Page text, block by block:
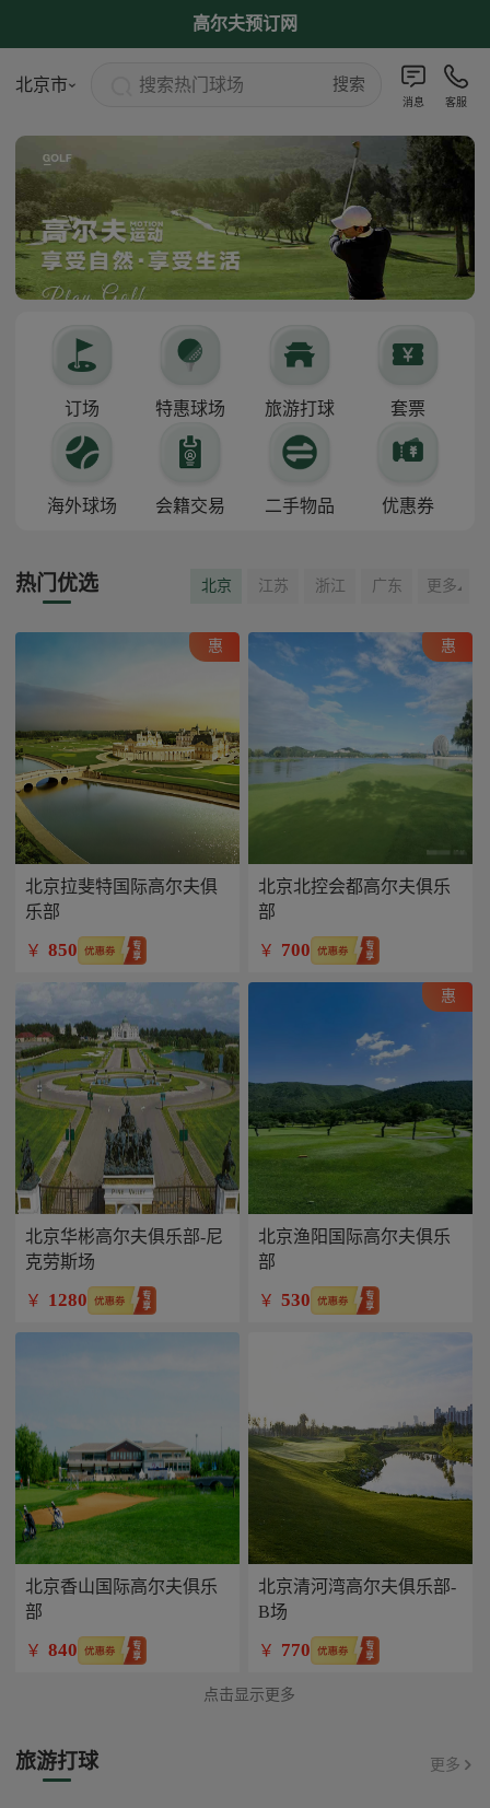
高尔夫预订网
北京市 搜索热门球场 搜索
消息 客服
订场 特惠球场 旅游打球 套票
海外球场 会籍交易 二手物品 优惠券
热门优选 北京 江苏 浙江 广东 更多
惠
北京拉斐特国际高尔夫俱
乐部
￥ 850
惠
北京北控会都高尔夫俱乐
部
￥ 700
北京华彬高尔夫俱乐部-尼
克劳斯场
￥ 1280
惠
北京渔阳国际高尔夫俱乐
部
￥ 530
北京香山国际高尔夫俱乐
部
￥ 840
北京清河湾高尔夫俱乐部-
B场
￥ 770
点击显示更多
旅游打球 更多